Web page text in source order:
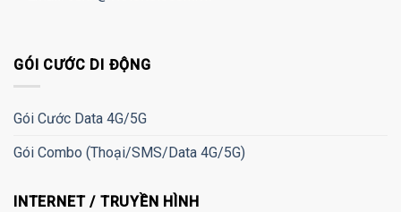
GÓI CƯỚC DI ĐỘNG
Gói Cước Data 4G/5G
Gói Combo (Thoại/SMS/Data 4G/5G)
INTERNET / TRUYỀN HÌNH